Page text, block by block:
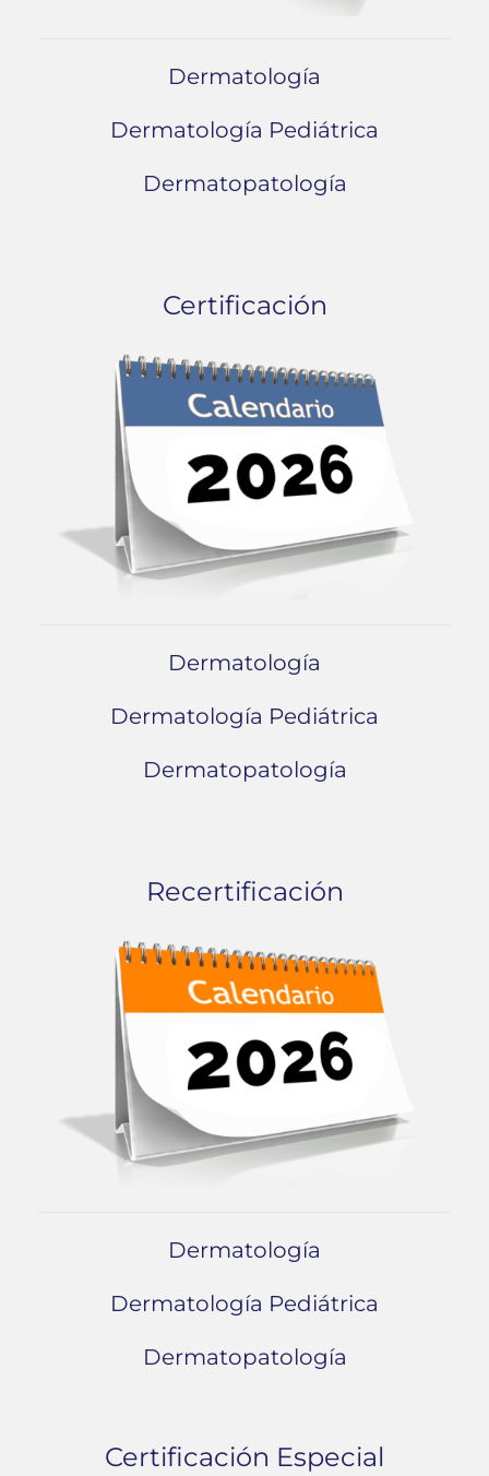
Dermatología
Dermatología Pediátrica
Dermatopatología
Certificación
Dermatología
Dermatología Pediátrica
Dermatopatología
Recertificación
Dermatología
Dermatología Pediátrica
Dermatopatología
Certificación Especial